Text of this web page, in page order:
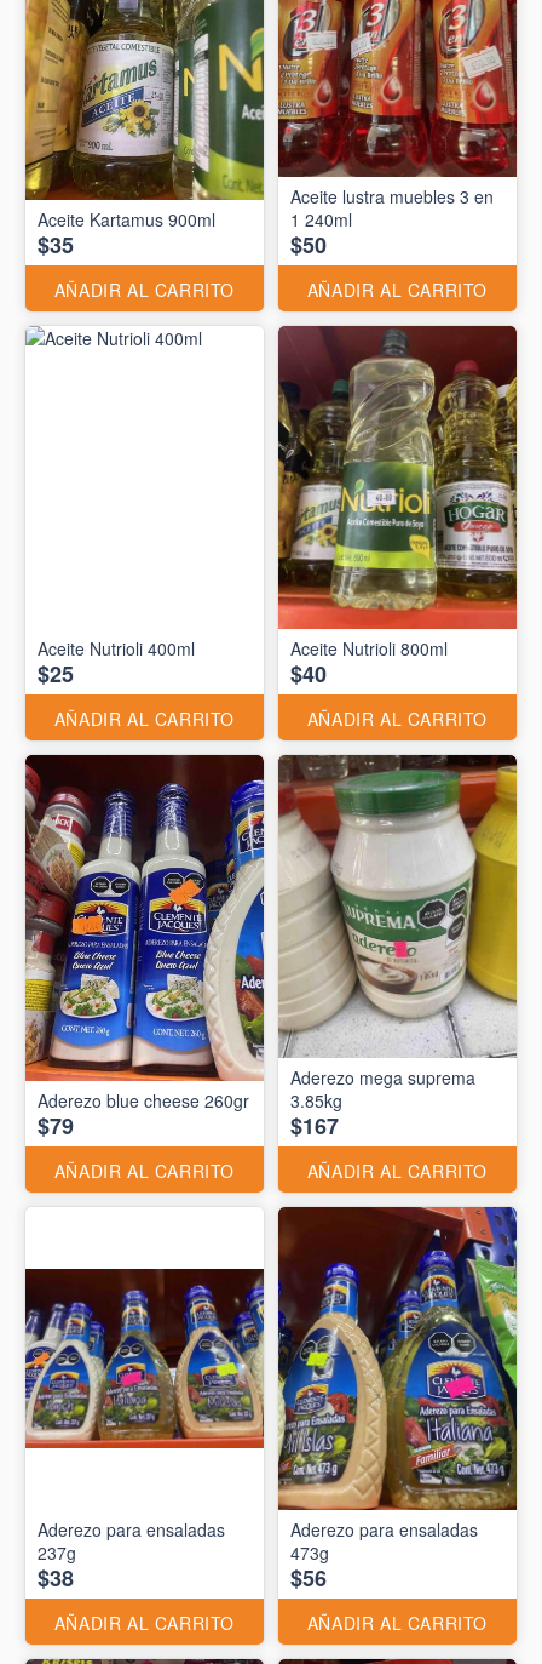
Aceite Kartamus 900ml
$35
AÑADIR AL CARRITO
Aceite lustra muebles 3 en
1 240ml
$50
AÑADIR AL CARRITO
Aceite Nutrioli 400ml
$25
AÑADIR AL CARRITO
Aceite Nutrioli 800ml
$40
AÑADIR AL CARRITO
Aderezo blue cheese 260gr
$79
AÑADIR AL CARRITO
Aderezo mega suprema
3.85kg
$167
AÑADIR AL CARRITO
Aderezo para ensaladas
237g
$38
AÑADIR AL CARRITO
Aderezo para ensaladas
473g
$56
AÑADIR AL CARRITO